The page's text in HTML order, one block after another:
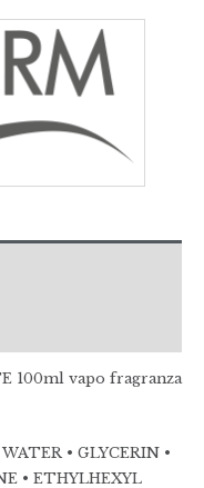
100ml vapo fragranza
• GLYCERIN •
• ETHYLHEXYL